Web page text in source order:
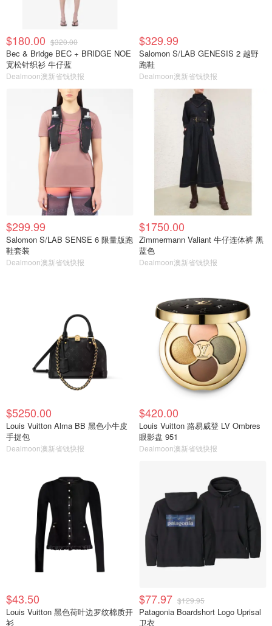
$180.00 $320.00
Bec & Bridge BEC + BRIDGE NOE
宽松针织衫 牛仔蓝
Dealmoon澳新省钱快报
$329.99
Salomon S/LAB GENESIS 2 越野
跑鞋
Dealmoon澳新省钱快报
$299.99
Salomon S/LAB SENSE 6 限量版跑
鞋套装
Dealmoon澳新省钱快报
$1750.00
Zimmermann Valiant 牛仔连体裤 黑
蓝色
Dealmoon澳新省钱快报
$5250.00
Louis Vuitton Alma BB 黑色小牛皮
手提包
Dealmoon澳新省钱快报
$420.00
Louis Vuitton 路易威登 LV Ombres
眼影盘 951
Dealmoon澳新省钱快报
$43.50
Louis Vuitton 黑色荷叶边罗纹棉质开
衫
$77.97 $129.95
Patagonia Boardshort Logo Uprisal
卫衣